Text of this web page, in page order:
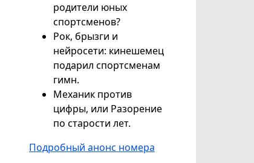
родители юных
спортсменов?
Рок, брызги и
нейросети: кинешемец
подарил спортсменам
гимн.
Механик против
цифры, или Разорение
по старости лет.
Подробный анонс номера